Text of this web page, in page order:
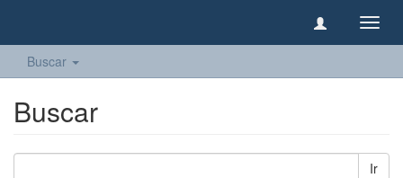
Buscar
Buscar
Ir